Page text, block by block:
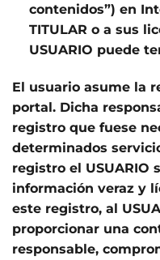
contenidos”) en
TITULAR o a sus
USUARIO puede
El usuario asume la
portal. Dicha
registro que fuese
determinados
registro el USUARIO
información veraz y
este registro, al
proporcionar una
responsable,